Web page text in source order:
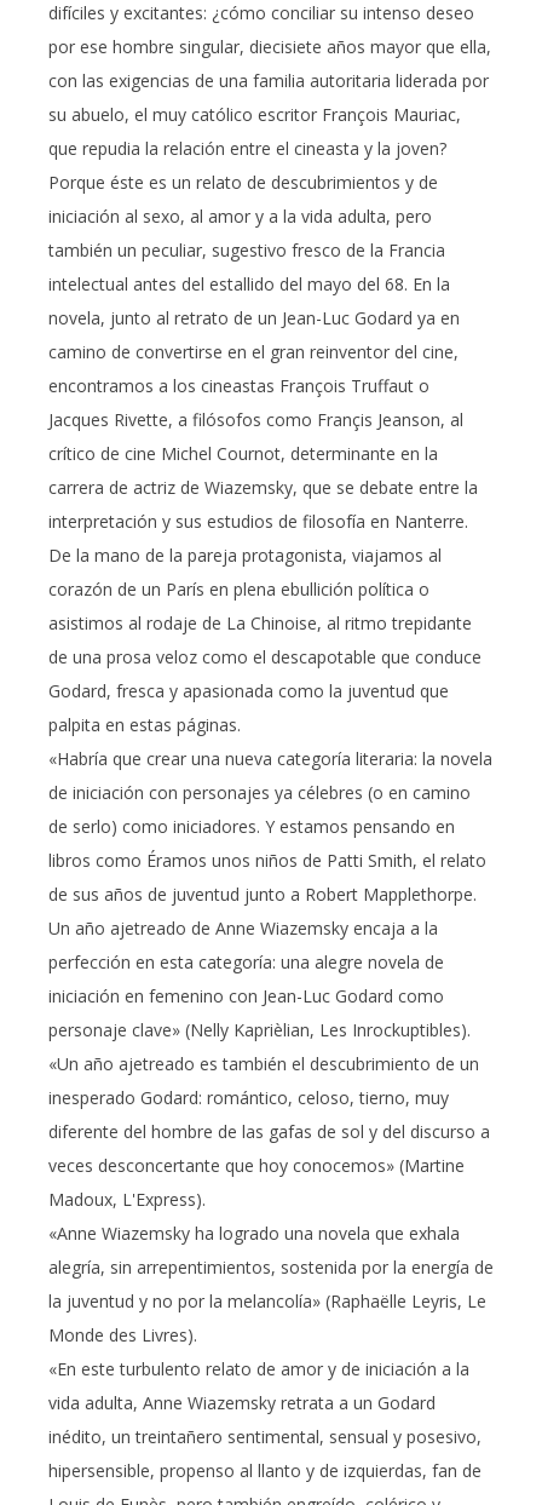
difíciles y excitantes: ¿cómo conciliar su intenso deseo
por ese hombre singular, diecisiete años mayor que ella,
con las exigencias de una familia autoritaria liderada por
su abuelo, el muy católico escritor François Mauriac,
que repudia la relación entre el cineasta y la joven?
Porque éste es un relato de descubrimientos y de
iniciación al sexo, al amor y a la vida adulta, pero
también un peculiar, sugestivo fresco de la Francia
intelectual antes del estallido del mayo del 68. En la
novela, junto al retrato de un Jean-Luc Godard ya en
camino de convertirse en el gran reinventor del cine,
encontramos a los cineastas François Truffaut o
Jacques Rivette, a filósofos como Françis Jeanson, al
crítico de cine Michel Cournot, determinante en la
carrera de actriz de Wiazemsky, que se debate entre la
interpretación y sus estudios de filosofía en Nanterre.
De la mano de la pareja protagonista, viajamos al
corazón de un París en plena ebullición política o
asistimos al rodaje de La Chinoise, al ritmo trepidante
de una prosa veloz como el descapotable que conduce
Godard, fresca y apasionada como la juventud que
palpita en estas páginas.
«Habría que crear una nueva categoría literaria: la novela
de iniciación con personajes ya célebres (o en camino
de serlo) como iniciadores. Y estamos pensando en
libros como Éramos unos niños de Patti Smith, el relato
de sus años de juventud junto a Robert Mapplethorpe.
Un año ajetreado de Anne Wiazemsky encaja a la
perfección en esta categoría: una alegre novela de
iniciación en femenino con Jean-Luc Godard como
personaje clave» (Nelly Kaprièlian, Les Inrockuptibles).
«Un año ajetreado es también el descubrimiento de un
inesperado Godard: romántico, celoso, tierno, muy
diferente del hombre de las gafas de sol y del discurso a
veces desconcertante que hoy conocemos» (Martine
Madoux, L'Express).
«Anne Wiazemsky ha logrado una novela que exhala
alegría, sin arrepentimientos, sostenida por la energía de
la juventud y no por la melancolía» (Raphaëlle Leyris, Le
Monde des Livres).
«En este turbulento relato de amor y de iniciación a la
vida adulta, Anne Wiazemsky retrata a un Godard
inédito, un treintañero sentimental, sensual y posesivo,
hipersensible, propenso al llanto y de izquierdas, fan de